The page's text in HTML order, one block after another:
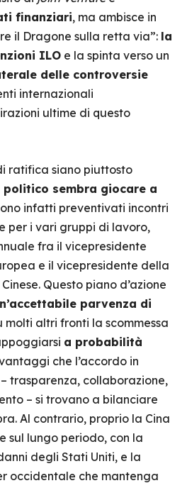
finanziari, ma ambisce in
il Dragone sulla retta via”: la
ILO e la spinta verso un
delle controversie
internazionali
ultime di questo
ratifica siano piuttosto
politico sembra giocare a
infatti preventivati incontri
per i vari gruppi di lavoro,
fra il vicepresidente
e il vicepresidente della
Questo piano d’azione
parvenza di
molti altri fronti la scommessa
a probabilità
che l’accordo in
trasparenza, collaborazione,
– si trovano a bilanciare
Al contrario, proprio la Cina
sul lungo periodo, con la
degli Stati Uniti, e la
occidentale che mantenga